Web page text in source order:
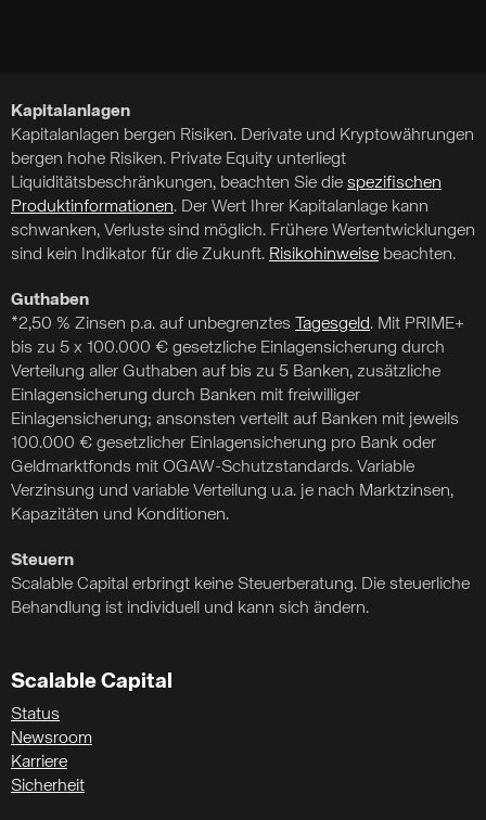
Kapitalanlagen
Kapitalanlagen bergen Risiken. Derivate und Kryptowährungen
bergen hohe Risiken. Private Equity unterliegt
Liquiditätsbeschränkungen, beachten Sie die spezifischen
Produktinformationen. Der Wert Ihrer Kapitalanlage kann
schwanken, Verluste sind möglich. Frühere Wertentwicklungen
sind kein Indikator für die Zukunft. Risikohinweise beachten.
Guthaben
*2,50 % Zinsen p.a. auf unbegrenztes
Tagesgeld. Mit PRIME+
bis zu 5 x 100.000 € gesetzliche Einlagensicherung durch
Verteilung aller Guthaben auf bis zu 5 Banken, zusätzliche
Einlagensicherung durch Banken mit freiwilliger
Einlagensicherung; ansonsten verteilt auf Banken mit jeweils
100.000 € gesetzlicher Einlagensicherung pro Bank oder
Geldmarktfonds mit OGAW-Schutzstandards. Variable
Verzinsung und variable Verteilung u.a. je nach Marktzinsen,
Kapazitäten und Konditionen.
Steuern
Scalable Capital erbringt keine Steuerberatung. Die steuerliche
Behandlung ist individuell und kann sich ändern.
Scalable Capital
Status
Newsroom
Karriere
Sicherheit